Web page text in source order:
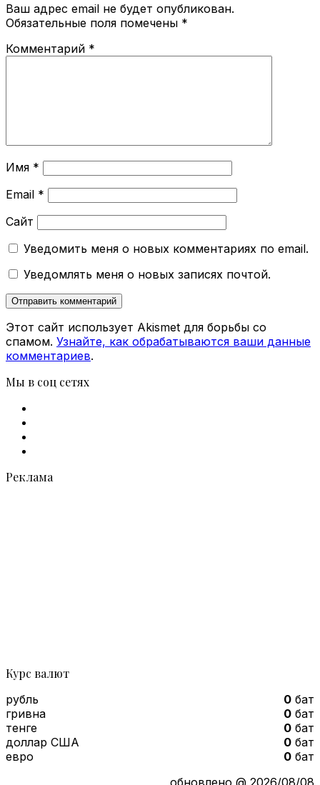
Ваш адрес email не будет опубликован.
Обязательные поля помечены *
Комментарий *
Имя *
Email *
Сайт
Уведомить меня о новых комментариях по email.
Уведомлять меня о новых записях почтой.
Этот сайт использует Akismet для борьбы со
спамом. Узнайте, как обрабатываются ваши данные
комментариев.
Мы в соц сетях
Реклама
Курс валют
рубль 0 бат
гривна
0 бат
тенге
0 бат
доллар США
0 бат
евро
0 бат
обновлено @ 2026/08/08